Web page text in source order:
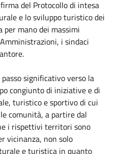
del Protocollo di intesa
e lo sviluppo turistico dei
per mano dei massimi
i sindaci
passo significativo verso la
congiunto di iniziative e di
turistico e sportivo di cui
comunità, a partire dal
i rispettivi territori sono
vicinanza, non solo
e turistica in quanto